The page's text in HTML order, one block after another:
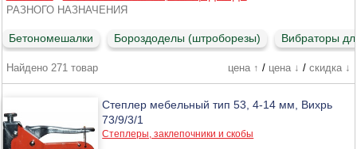
РАЗНОГО НАЗНАЧЕНИЯ
Бетономешалки Бороздоделы (штроборезы) Вибраторы
Найдено 271 товар цена ↑ / цена ↓ / скидка ↓
Степлер мебельный тип 53, 4-14 мм, Вихрь
73/9/3/1
Степлеры, заклепочники и скобы